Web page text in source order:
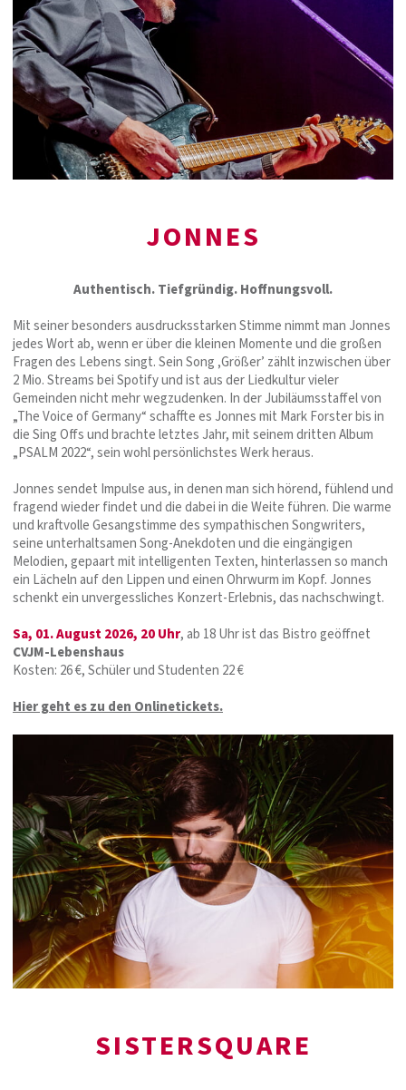
JONNES
Authentisch. Tiefgründig. Hoffnungsvoll.
Mit seiner besonders ausdrucksstarken Stimme nimmt man Jonnes
jedes Wort ab, wenn er über die kleinen Momente und die großen
Fragen des Lebens singt. Sein Song ‚Größer’ zählt inzwischen über
2 Mio. Streams bei Spotify und ist aus der Liedkultur vieler
Gemeinden nicht mehr wegzudenken. In der Jubiläumsstaffel von
„The Voice of Germany“ schaffte es Jonnes mit Mark Forster bis in
die Sing Offs und brachte letztes Jahr, mit seinem dritten Album
„PSALM 2022“, sein wohl persönlichstes Werk heraus.
Jonnes sendet Impulse aus, in denen man sich hörend, fühlend und
fragend wieder findet und die dabei in die Weite führen. Die warme
und kraftvolle Gesangstimme des sympathischen Songwriters,
seine unterhaltsamen Song-Anekdoten und die eingängigen
Melodien, gepaart mit intelligenten Texten, hinterlassen so manch
ein Lächeln auf den Lippen und einen Ohrwurm im Kopf. Jonnes
schenkt ein unvergessliches Konzert-Erlebnis, das nachschwingt.
Sa, 01. August 2026, 20 Uhr, ab 18 Uhr ist das Bistro geöffnet
CVJM-Lebenshaus
Kosten: 26 €, Schüler und Studenten 22 €
Hier geht es zu den Onlinetickets.
SISTERSQUARE